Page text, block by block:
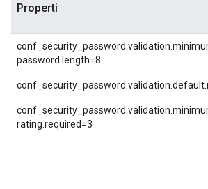
Properti
password.length=8
rating.required=3